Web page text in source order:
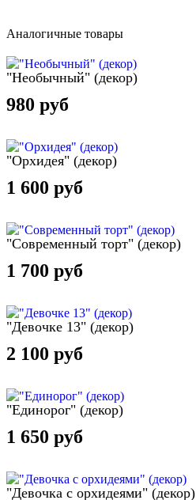
Аналогичные товары
"Необычный" (декор)
980 руб
"Орхидея" (декор)
1 600 руб
"Современный торт" (декор)
1 700 руб
"Девочке 13" (декор)
2 100 руб
"Единорог" (декор)
1 650 руб
"Девочка с орхидеями" (декор)